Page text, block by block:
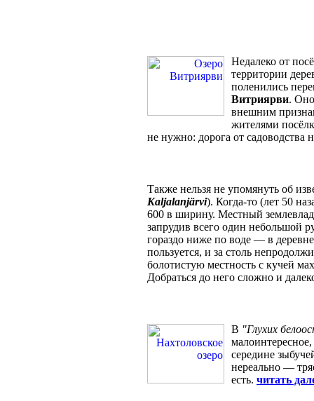
Недалеко от
территории
поленились
Витриярви.
внешним
жителями
не нужно: дорога от садоводства
Также нельзя не упомянуть об
Kaljalanjärvi). Когда-то (лет 50
600 в ширину. Местный
запрудив всего один небольшой
гораздо ниже по воде — в
пользуется, и за столь
болотистую местность с кучей
Добраться до него сложно и
В "Глухих
середине
нереально —
есть. читать